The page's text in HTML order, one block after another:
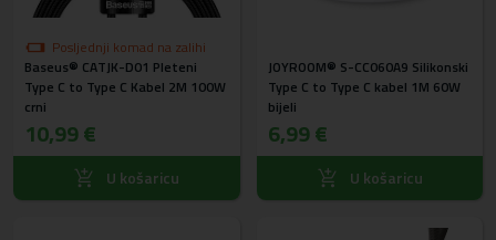
Posljednji komad na zalihi
Baseus® CATJK-D01 Pleteni
Type C to Type C Kabel 2M 100W
crni
10,99 €
U košaricu
JOYROOM® S-CC060A9 Silikonski
Type C to Type C kabel 1M 60W
bijeli
6,99 €
U košaricu